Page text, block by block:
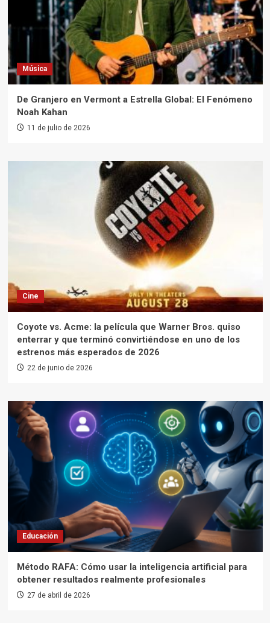
Música
De Granjero en Vermont a Estrella Global: El Fenómeno
Noah Kahan
11 de julio de 2026
Cine
Coyote vs. Acme: la película que Warner Bros. quiso
enterrar y que terminó convirtiéndose en uno de los
estrenos más esperados de 2026
22 de junio de 2026
Educación
Método RAFA: Cómo usar la inteligencia artificial para
obtener resultados realmente profesionales
27 de abril de 2026